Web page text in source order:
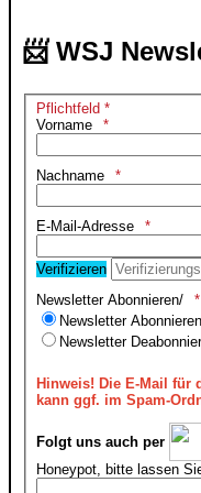
📨 WSJ
Pflichtfeld *
Vorname
Nachname
E-Mail-Adresse
Verifizieren
Newsletter Abonnieren/
Newsletter Abonnieren
Newsletter
Hinweis! Die E-Mail für
kann ggf. im Spam-
Folgt uns auch per
Honeypot, bitte lassen